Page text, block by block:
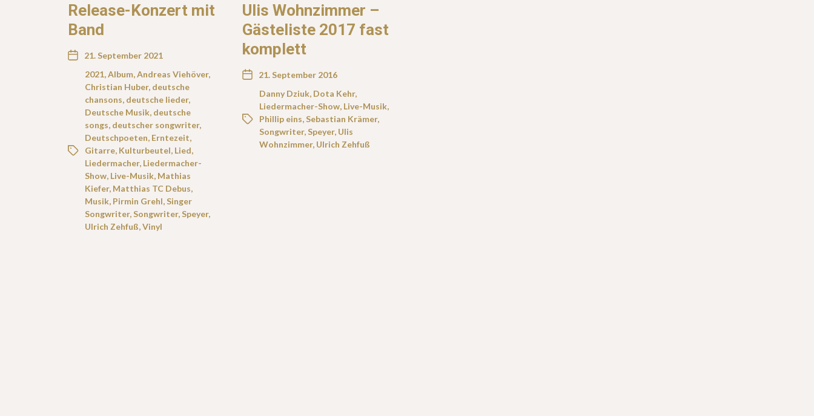
Release-Konzert mit
Band
21. September 2021
2021,Album,Andreas Viehöver,
Christian Huber, deutsche
chansons, deutsche lieder,
Deutsche Musik, deutsche
songs, deutscher songwriter,
Deutschpoeten, Erntezeit,
Gitarre, Kulturbeutel, Lied,
Liedermacher, Liedermacher-
Show, Live-Musik, Mathias
Kiefer, Matthias TC Debus,
Musik, Pirmin Grehl,Singer
Songwriter,Songwriter,Speyer,
Ulrich Zehfuß,Vinyl
Ulis Wohnzimmer –
Gästeliste 2017 fast
komplett
21. September 2016
Danny Dziuk, Dota Kehr,
Liedermacher-Show, Live-Musik,
Phillip eins,Sebastian Krämer,
Songwriter,Speyer, Ulis
Wohnzimmer, Ulrich Zehfuß